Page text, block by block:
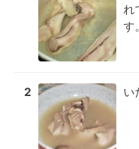
れ
す。
2 い